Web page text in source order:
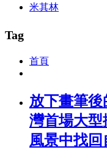
米其林
Tag
首頁
放下畫筆
灣首場大型
風景中找回